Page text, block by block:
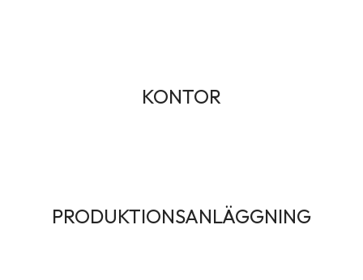
KONTOR
PRODUKTIONSANLÄGGNING